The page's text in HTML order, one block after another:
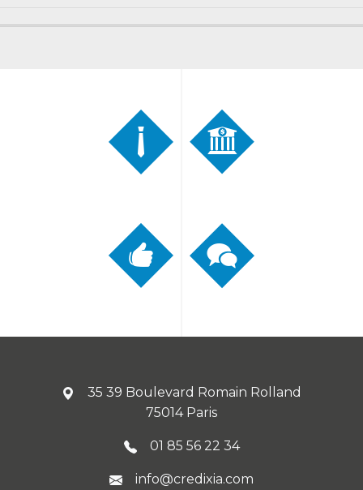
35 39 Boulevard Romain Rolland
75014 Paris
01 85 56 22 34
info@credixia.com